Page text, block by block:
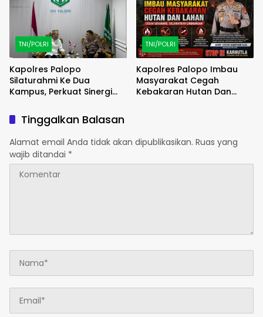
TNI/POLRI
Kapolres Palopo
Silaturahmi Ke Dua
Kampus, Perkuat Sinergi
TNI/POLRI
Kapolres Palopo Imbau
Masyarakat Cegah
Kebakaran Hutan Dan
Tinggalkan Balasan
Alamat email Anda tidak akan dipublikasikan. Ruas yang
wajib ditandai *